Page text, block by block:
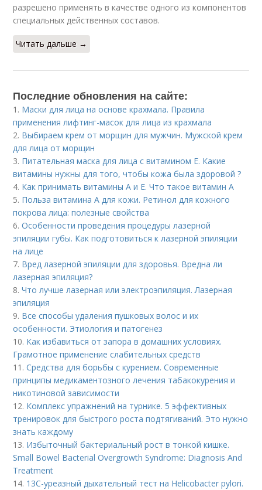
разрешено применять в качестве одного из компонентов
специальных действенных составов.
Читать дальше →
Последние обновления на сайте:
1. Маски для лица на основе крахмала. Правила
применения лифтинг-масок для лица из крахмала
2. Выбираем крем от морщин для мужчин. Мужской крем
для лица от морщин
3. Питательная маска для лица с витамином Е. Какие
витамины нужны для того, чтобы кожа была здоровой ?
4. Как принимать витамины А и Е. Что такое витамин А
5. Польза витамина А для кожи. Ретинол для кожного
покрова лица: полезные свойства
6.Особенности проведения процедуры лазерной
эпиляции губы. Как подготовиться к лазерной эпиляции
на лице
7. Вред лазерной эпиляции для здоровья. Вредна ли
лазерная эпиляция?
8.Что лучше лазерная или электроэпиляция. Лазерная
эпиляция
9. Все способы удаления пушковых волос и их
особенности. Этиология и патогенез
10. Как избавиться от запора в домашних условиях.
Грамотное применение слабительных средств
11.Средства для борьбы с курением. Современные
принципы медикаментозного лечения табакокурения и
никотиновой зависимости
12. Комплекс упражнений на турнике. 5 эффективных
тренировок для быстрого роста подтягиваний. Это нужно
знать каждому
13. Избыточный бактериальный рост в тонкой кишке.
Small Bowel Bacterial Overgrowth Syndrome: Diagnosis And
Treatment
14. 13С-уреазный дыхательный тест на Helicobacter pylori.